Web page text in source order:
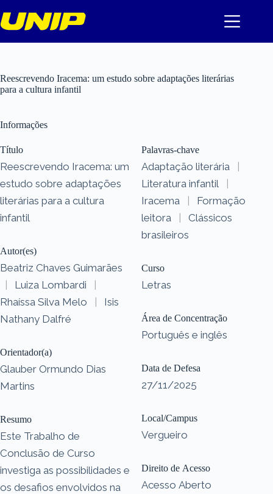
para
o
Reescrevendo Iracema: um estudo sobre adaptações literárias
para a cultura infantil
Informações
Título
Reescrevendo Iracema: um
estudo sobre adaptações
literárias para a cultura
infantil
Autor(es)
Beatriz Chaves Guimarães
|
Luiza Lombardi
|
Rhaíssa Silva Melo
|
Isis
Nathany Dalfré
Orientador(a)
Glauber Ormundo Dias
Martins
Resumo
Este Trabalho de
Conclusão de Curso
investiga as possibilidades e
os desafios envolvidos na
Palavras-chave
Adaptação literária
|
Literatura infantil
|
Iracema
|
Formação
leitora
|
Clássicos
brasileiros
Curso
Letras
Área de Concentração
Português e inglês
Data de Defesa
27/11/2025
Local/Campus
Vergueiro
Direito de Acesso
Acesso Aberto